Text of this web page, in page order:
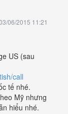
06/2015 11:21
US (sau
call
tế nhé.
Mỹ nhưng
hiểu nhé.